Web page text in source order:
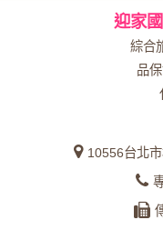
迎家
綜合
品
10556台北